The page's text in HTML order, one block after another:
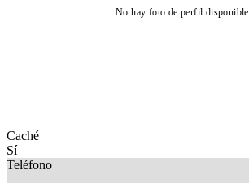
No hay foto de perfil disponible
Caché
Sí
Teléfono